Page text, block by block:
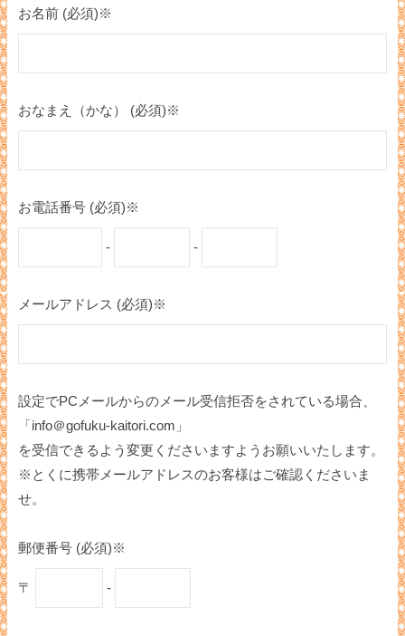
お名前 (必須)※
おなまえ（かな） (必須)※
お電話番号 (必須)※
- -
メールアドレス (必須)※
設定でPCメールからのメール受信拒否をされている場合、
「info＠gofuku-kaitori.com」
を受信できるよう変更くださいますようお願いいたします。
※とくに携帯メールアドレスのお客様はご確認くださいま
せ。
郵便番号 (必須)※
〒 -